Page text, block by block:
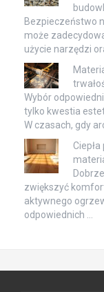
Bezpieczeństwo
może
użycie narzędzi
Wybór
tylko kwestia
W czasach, gdy
zwiększyć
aktywnego
odpowiednich …